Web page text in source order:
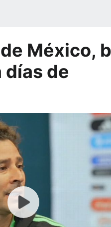
México,
días de